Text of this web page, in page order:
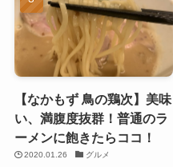
【なかもず 鳥の鶏次】美味
い、満腹度抜群！普通のラ
ーメンに飽きたらココ！
2020.01.26 グルメ